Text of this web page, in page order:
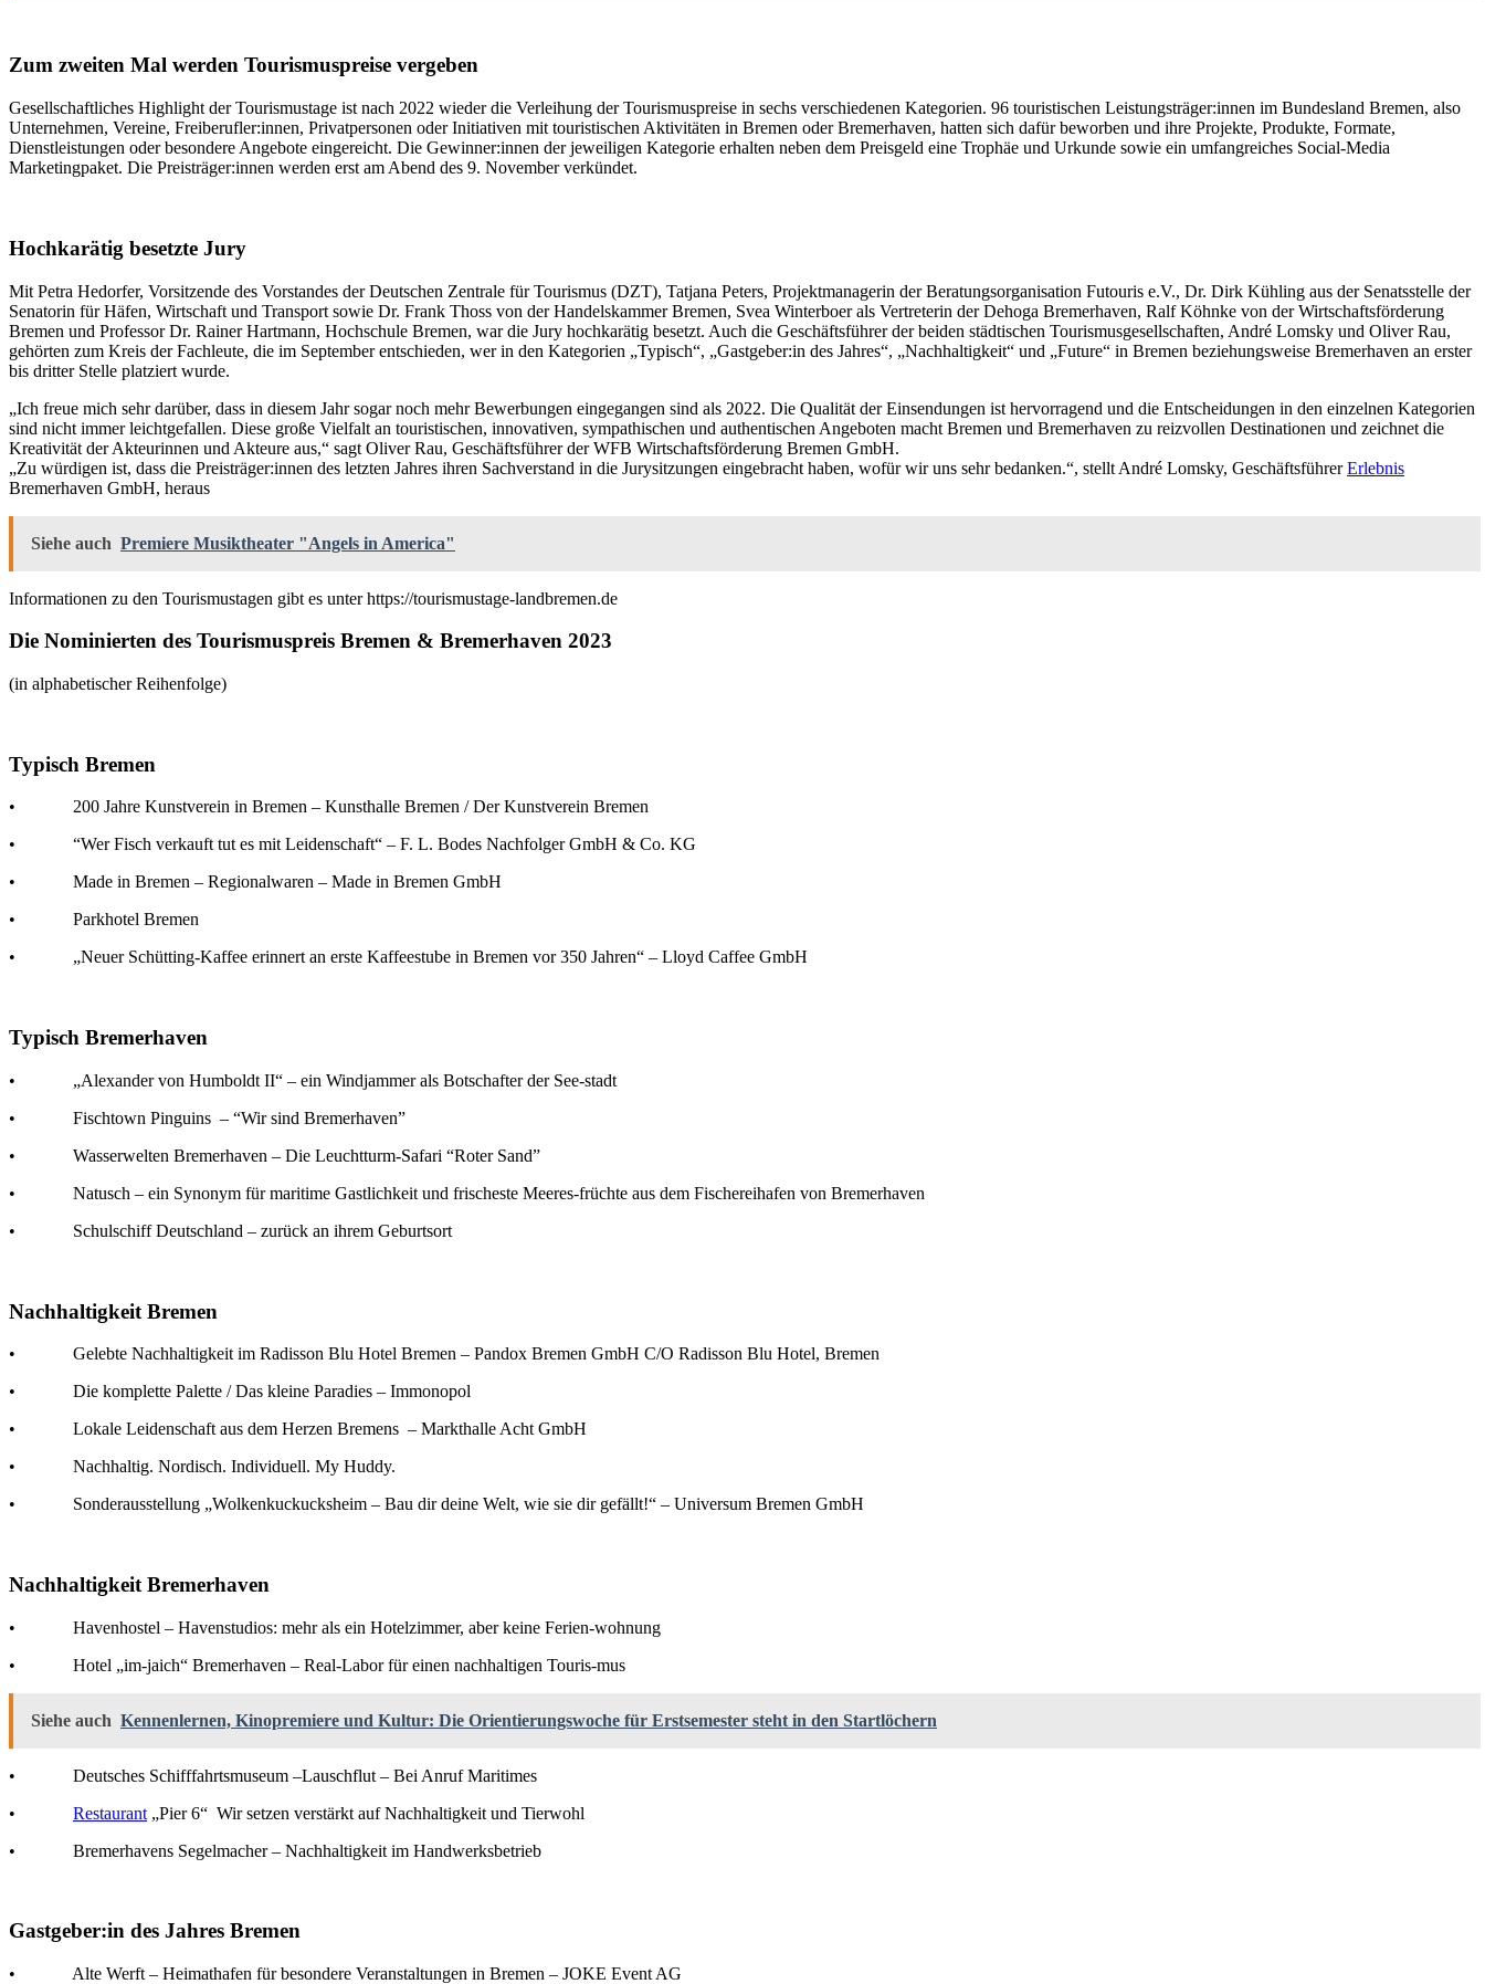
Zum zweiten Mal werden Tourismuspreise vergeben
Gesellschaftliches Highlight der Tourismustage ist nach 2022 wieder die Verleihung der Tourismuspreise in sechs verschiedenen Kategorien. 96 touristischen Leistungsträger:innen im Bundesland Bremen, also
Unternehmen, Vereine, Freiberufler:innen, Privatpersonen oder Initiativen mit touristischen Aktivitäten in Bremen oder Bremerhaven, hatten sich dafür beworben und ihre Projekte, Produkte, Formate,
Dienstleistungen oder besondere Angebote eingereicht. Die Gewinner:innen der jeweiligen Kategorie erhalten neben dem Preisgeld eine Trophäe und Urkunde sowie ein umfangreiches Social-Media
Marketingpaket. Die Preisträger:innen werden erst am Abend des 9. November verkündet.
Hochkarätig besetzte Jury
Mit Petra Hedorfer, Vorsitzende des Vorstandes der Deutschen Zentrale für Tourismus (DZT), Tatjana Peters, Projektmanagerin der Beratungsorganisation Futouris e.V., Dr. Dirk Kühling aus der Senatsstelle der
Senatorin für Häfen, Wirtschaft und Transport sowie Dr. Frank Thoss von der Handelskammer Bremen, Svea Winterboer als Vertreterin der Dehoga Bremerhaven, Ralf Köhnke von der Wirtschaftsförderung
Bremen und Professor Dr. Rainer Hartmann, Hochschule Bremen, war die Jury hochkarätig besetzt. Auch die Geschäftsführer der beiden städtischen Tourismusgesellschaften, André Lomsky und Oliver Rau,
gehörten zum Kreis der Fachleute, die im September entschieden, wer in den Kategorien „Typisch“, „Gastgeber:in des Jahres“, „Nachhaltigkeit“ und „Future“ in Bremen beziehungsweise Bremerhaven an erster
bis dritter Stelle platziert wurde.
„Ich freue mich sehr darüber, dass in diesem Jahr sogar noch mehr Bewerbungen eingegangen sind als 2022. Die Qualität der Einsendungen ist hervorragend und die Entscheidungen in den einzelnen Kategorien
sind nicht immer leichtgefallen. Diese große Vielfalt an touristischen, innovativen, sympathischen und authentischen Angeboten macht Bremen und Bremerhaven zu reizvollen Destinationen und zeichnet die
Kreativität der Akteurinnen und Akteure aus,“ sagt Oliver Rau, Geschäftsführer der WFB Wirtschaftsförderung Bremen GmbH.
„Zu würdigen ist, dass die Preisträger:innen des letzten Jahres ihren Sachverstand in die Jurysitzungen eingebracht haben, wofür wir uns sehr bedanken.“, stellt André Lomsky, GeschäftsführerErlebnis
Bremerhaven GmbH, heraus
Siehe auch Premiere Musiktheater "Angels in America"
Informationen zu den Tourismustagen gibt es unter https://tourismustage-landbremen.de
Die Nominierten des Tourismuspreis Bremen & Bremerhaven 2023
(in alphabetischer Reihenfolge)
Typisch Bremen
• 200 Jahre Kunstverein in Bremen – Kunsthalle Bremen / Der Kunstverein Bremen
• “Wer Fisch verkauft tut es mit Leidenschaft“ – F. L. Bodes Nachfolger GmbH & Co. KG
• Made in Bremen – Regionalwaren – Made in Bremen GmbH
• Parkhotel Bremen
• „Neuer Schütting-Kaffee erinnert an erste Kaffeestube in Bremen vor 350 Jahren“ – Lloyd Caffee GmbH
Typisch Bremerhaven
• „Alexander von Humboldt II“ – ein Windjammer als Botschafter der See-stadt
• Fischtown Pinguins – “Wir sind Bremerhaven”
• Wasserwelten Bremerhaven – Die Leuchtturm-Safari “Roter Sand”
• Natusch – ein Synonym für maritime Gastlichkeit und frischeste Meeres-früchte aus dem Fischereihafen von Bremerhaven
• Schulschiff Deutschland – zurück an ihrem Geburtsort
Nachhaltigkeit Bremen
• Gelebte Nachhaltigkeit im Radisson Blu Hotel Bremen – Pandox Bremen GmbH C/O Radisson Blu Hotel, Bremen
• Die komplette Palette / Das kleine Paradies – Immonopol
• Lokale Leidenschaft aus dem Herzen Bremens – Markthalle Acht GmbH
• Nachhaltig. Nordisch. Individuell. My Huddy.
• Sonderausstellung „Wolkenkuckucksheim – Bau dir deine Welt, wie sie dir gefällt!“ – Universum Bremen GmbH
Nachhaltigkeit Bremerhaven
• Havenhostel – Havenstudios: mehr als ein Hotelzimmer, aber keine Ferien-wohnung
• Hotel „im-jaich“ Bremerhaven – Real-Labor für einen nachhaltigen Touris-mus
Siehe auch Kennenlernen, Kinopremiere und Kultur: Die Orientierungswoche für Erstsemester steht in den Startlöchern
• Deutsches Schifffahrtsmuseum –Lauschflut – Bei Anruf Maritimes
• Restaurant „Pier 6“ Wir setzen verstärkt auf Nachhaltigkeit und Tierwohl
• Bremerhavens Segelmacher – Nachhaltigkeit im Handwerksbetrieb
Gastgeber:in des Jahres Bremen
• Alte Werft – Heimathafen für besondere Veranstaltungen in Bremen – JOKE Event AG